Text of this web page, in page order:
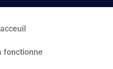
fonctionne